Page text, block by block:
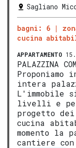
Sagliano
bagni: 6
cucina
APPARTAMENTO
PALAZZINA
Proponiamo
intera
L'immobile
livelli e per
progetto dei
cucina
momento
cantiere